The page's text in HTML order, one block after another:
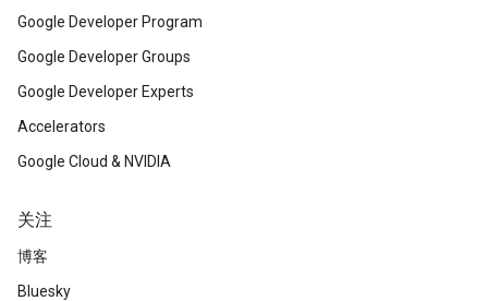
Google Developer Program
Google Developer Groups
Google Developer Experts
Accelerators
Google Cloud & NVIDIA
关注
博客
Bluesky